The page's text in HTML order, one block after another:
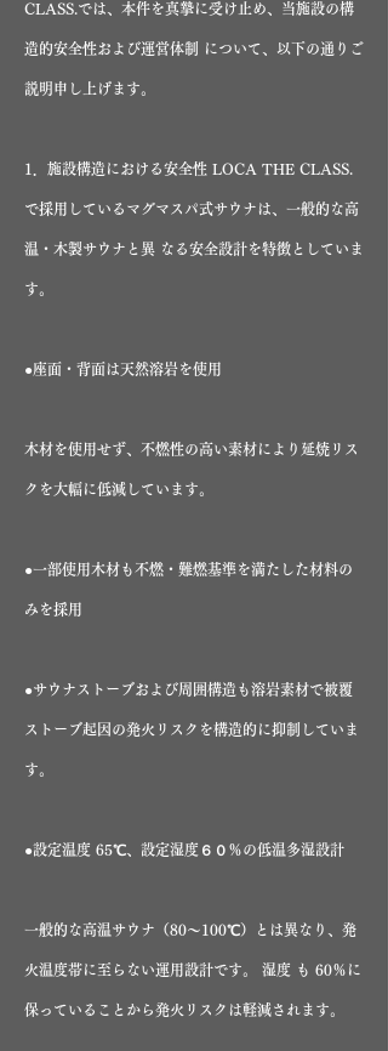
CLASS.では、本件を真摯に受け止め、当施設の構
造的安全性および運営体制 について、以下の通りご
説明申し上げます。
1．施設構造における安全性 LOCA THE CLASS.
で採用しているマグマスパ式サウナは、一般的な高
温・木製サウナと異 なる安全設計を特徴としていま
す。
●座面・背面は天然溶岩を使用
木材を使用せず、不燃性の高い素材により延焼リス
クを大幅に低減しています。
●一部使用木材も不燃・難燃基準を満たした材料の
みを採用
●サウナストーブおよび周囲構造も溶岩素材で被覆
ストーブ起因の発火リスクを構造的に抑制していま
す。
●設定温度 65℃、設定湿度６０％の低温多湿設計
一般的な高温サウナ（80〜100℃）とは異なり、発
火温度帯に至らない運用設計です。 湿度 も 60％に
保っていることから発火リスクは軽減されます。